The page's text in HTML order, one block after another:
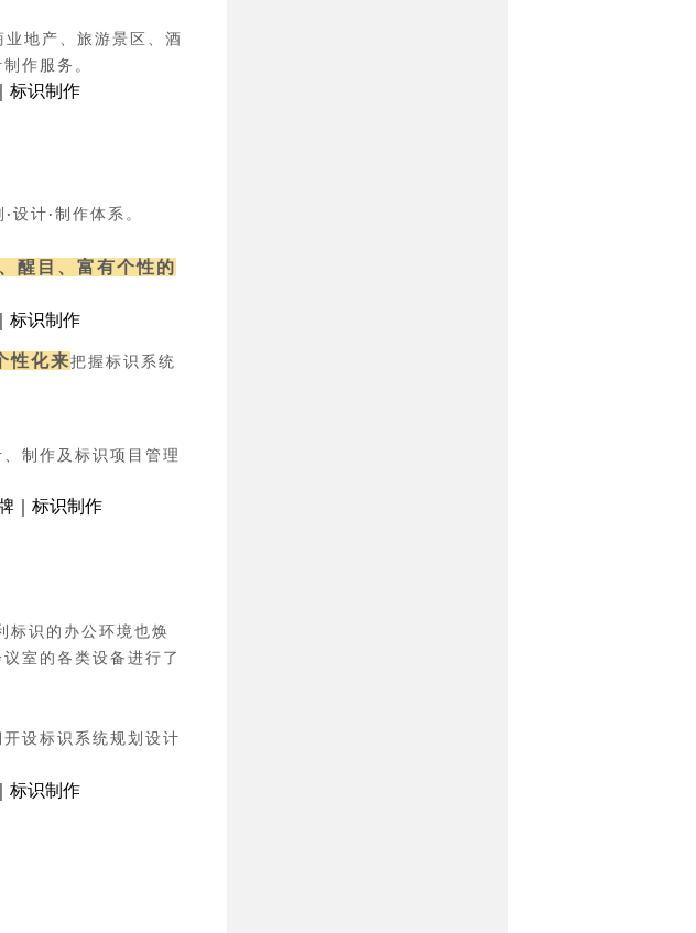
地产、旅游景区、酒
作服务。
· 设计 · 制作体系。
醒目、富有个性的
性化来把握标识系统
制作及标识项目管理
标识的办公环境也焕
室的各类设备进行了
设标识系统规划设计